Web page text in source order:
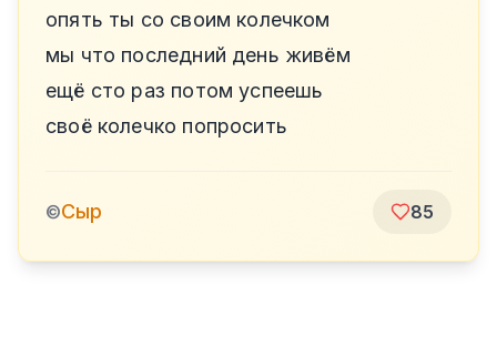
опять ты со своим колечком
мы что последний день живём
ещё сто раз потом успеешь
своё колечко попросить
©Сыр 85